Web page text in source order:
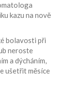
kazu na nově
bolavosti při
neroste
a dýcháním,
ušetřit měsíce